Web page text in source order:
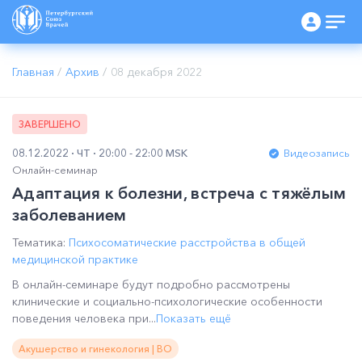
Главная / Архив / 08 декабря 2022
ЗАВЕРШЕНО
08.12.2022 ЧТ 20:00 - 22:00 MSK
Видеозапись
Онлайн-семинар
Адаптация к болезни, встреча с тяжёлым
заболеванием
Тематика: Психосоматические расстройства в общей
медицинской практике
В онлайн-семинаре будут подробно рассмотрены
клинические и социально-психологические особенности
поведения человека при...Показать ещё
Акушерство и гинекология | ВО